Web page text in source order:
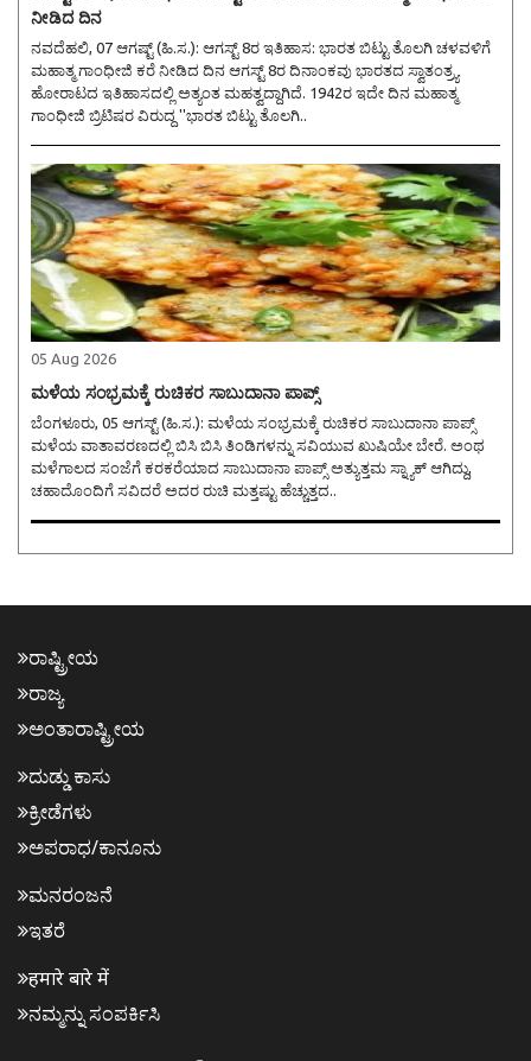
ನೀಡಿದ ದಿನ
ನವದೆಹಲಿ, 07 ಆಗಷ್ಟ್ (ಹಿ.ಸ.): ಆಗಸ್ಟ್ 8ರ ಇತಿಹಾಸ: ಭಾರತ ಬಿಟ್ಟು ತೊಲಗಿ ಚಳವಳಿಗೆ
ಮಹಾತ್ಮ ಗಾಂಧೀಜಿ ಕರೆ ನೀಡಿದ ದಿನ ಆಗಸ್ಟ್ 8ರ ದಿನಾಂಕವು ಭಾರತದ ಸ್ವಾತಂತ್ರ್ಯ
ಹೋರಾಟದ ಇತಿಹಾಸದಲ್ಲಿ ಅತ್ಯಂತ ಮಹತ್ವದ್ದಾಗಿದೆ. 1942ರ ಇದೇ ದಿನ ಮಹಾತ್ಮ
ಗಾಂಧೀಜಿ ಬ್ರಿಟಿಷರ ವಿರುದ್ಧ ''ಭಾರತ ಬಿಟ್ಟು ತೊಲಗಿ..
05 Aug 2026
ಮಳೆಯ ಸಂಭ್ರಮಕ್ಕೆ ರುಚಿಕರ ಸಾಬುದಾನಾ ಪಾಪ್ಸ್
ಬೆಂಗಳೂರು, 05 ಆಗಸ್ಟ್ (ಹಿ.ಸ.): ಮಳೆಯ ಸಂಭ್ರಮಕ್ಕೆ ರುಚಿಕರ ಸಾಬುದಾನಾ ಪಾಪ್ಸ್
ಮಳೆಯ ವಾತಾವರಣದಲ್ಲಿ ಬಿಸಿ ಬಿಸಿ ತಿಂಡಿಗಳನ್ನು ಸವಿಯುವ ಖುಷಿಯೇ ಬೇರೆ. ಅಂಥ
ಮಳೆಗಾಲದ ಸಂಜೆಗೆ ಕರಕರೆಯಾದ ಸಾಬುದಾನಾ ಪಾಪ್ಸ್ ಅತ್ಯುತ್ತಮ ಸ್ನ್ಯಾಕ್ ಆಗಿದ್ದು,
ಚಹಾದೊಂದಿಗೆ ಸವಿದರೆ ಅದರ ರುಚಿ ಮತ್ತಷ್ಟು ಹೆಚ್ಚುತ್ತದ..
ರಾಷ್ಟ್ರೀಯ
ರಾಜ್ಯ
ಅಂತಾರಾಷ್ಟ್ರೀಯ
ದುಡ್ಡು ಕಾಸು
ಕ್ರೀಡೆಗಳು
ಅಪರಾಧ/ಕಾನೂನು
ಮನರಂಜನೆ
ಇತರೆ
हमारे बारे में
ನಮ್ಮನ್ನು ಸಂಪರ್ಕಿಸಿ